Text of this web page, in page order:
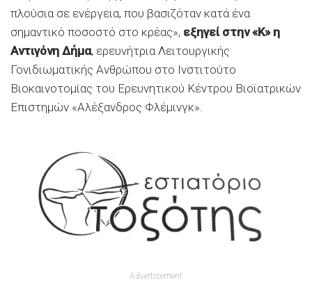
πλούσια σε ενέργεια, που βασιζόταν κατά ένα
σημαντικό ποσοστό στο κρέας», εξηγεί στην «Κ» η
Αντιγόνη Δήμα, ερευνήτρια Λειτουργικής
Γονιδιωματικής Ανθρώπου στο Ινστιτούτο
Βιοκαινοτομίας του Ερευνητικού Κέντρου Βιοϊατρικών
Επιστημών «Αλέξανδρος Φλέμινγκ».
Advertisement